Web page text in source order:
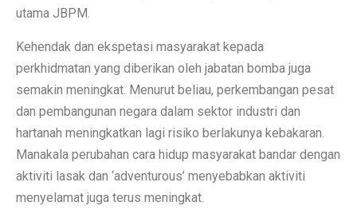
utama JBPM.
Kehendak dan ekspetasi masyarakat kepada
perkhidmatan yang diberikan oleh jabatan bomba juga
semakin meningkat. Menurut beliau, perkembangan pesat
dan pembangunan negara dalam sektor industri dan
hartanah meningkatkan lagi risiko berlakunya kebakaran.
Manakala perubahan cara hidup masyarakat bandar dengan
aktiviti lasak dan ‘adventurous’ menyebabkan aktiviti
menyelamat juga terus meningkat.